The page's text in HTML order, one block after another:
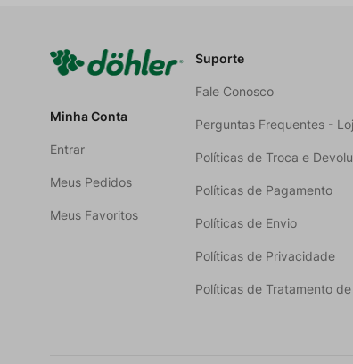
Minha Conta
Entrar
Meus Pedidos
Meus Favoritos
Suporte
Fale Conosco
Perguntas Frequentes -
Políticas de Troca e
Políticas de Pagamento
Políticas de Envio
Políticas de Privacidade
Políticas de Tratamento